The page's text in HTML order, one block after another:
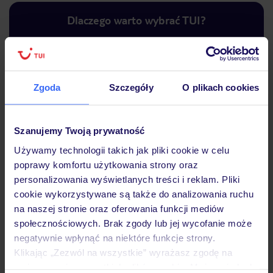
Zgoda Szczegóły O plikach cookies
Szanujemy Twoją prywatność
Używamy technologii takich jak pliki cookie w celu
poprawy komfortu użytkowania strony oraz
personalizowania wyświetlanych treści i reklam. Pliki
cookie wykorzystywane są także do analizowania ruchu
na naszej stronie oraz oferowania funkcji mediów
społecznościowych. Brak zgody lub jej wycofanie może
negatywnie wpłynąć na niektóre funkcje strony.
Klikając „Zezwól na wszystkie” wyrażasz zgodę na
Dlaczego warto wybrać TUI?
Lider niskich cen
Największe biuro
podróży w Polsce
30 lat w
Hotel
Pokoje